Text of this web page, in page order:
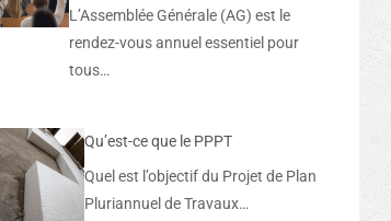
L’Assemblée Générale (AG) est le
rendez-vous annuel essentiel pour
tous…
Qu’est-ce que le PPPT
Quel est l’objectif du Projet de Plan
Pluriannuel de Travaux…